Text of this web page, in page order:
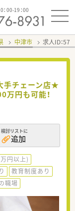
：00-19：00
中津市 求人ID：
手チェーン店★
万円も可能！
検討リストに
追加
円以上)
教育制度あり
職場